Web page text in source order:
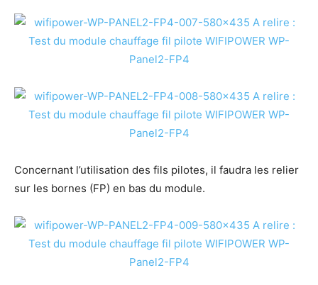
Concernant l’utilisation des fils pilotes, il faudra les relier
sur les bornes (FP) en bas du module.